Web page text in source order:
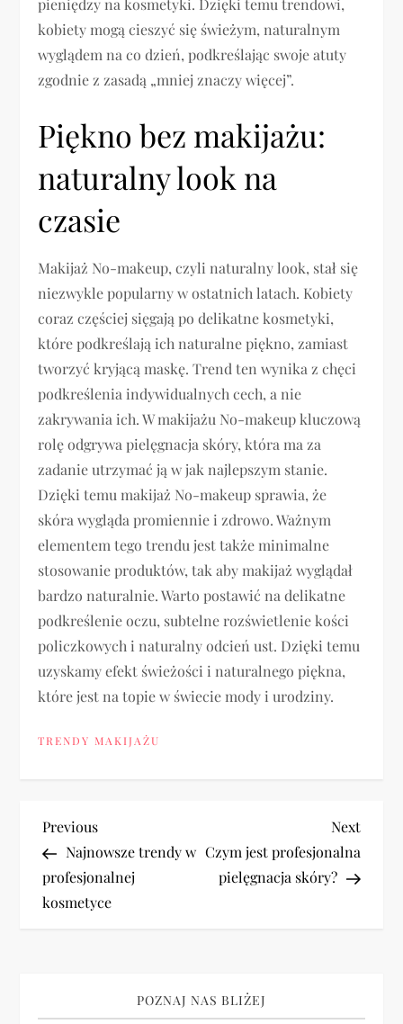
pieniędzy na kosmetyki. Dzięki temu trendowi,
kobiety mogą cieszyć się świeżym, naturalnym
wyglądem na co dzień, podkreślając swoje atuty
zgodnie z zasadą „mniej znaczy więcej”.
Piękno bez makijażu:
naturalny look na
czasie
Makijaż No-makeup, czyli naturalny look, stał się
niezwykle popularny w ostatnich latach. Kobiety
coraz częściej sięgają po delikatne kosmetyki,
które podkreślają ich naturalne piękno, zamiast
tworzyć kryjącą maskę. Trend ten wynika z chęci
podkreślenia indywidualnych cech, a nie
zakrywania ich. W makijażu No-makeup kluczową
rolę odgrywa pielęgnacja skóry, która ma za
zadanie utrzymać ją w jak najlepszym stanie.
Dzięki temu makijaż No-makeup sprawia, że
skóra wygląda promiennie i zdrowo. Ważnym
elementem tego trendu jest także minimalne
stosowanie produktów, tak aby makijaż wyglądał
bardzo naturalnie. Warto postawić na delikatne
podkreślenie oczu, subtelne rozświetlenie kości
policzkowych i naturalny odcień ust. Dzięki temu
uzyskamy efekt świeżości i naturalnego piękna,
które jest na topie w świecie mody i urodziny.
TRENDY MAKIJAŻU
N
a
w
Previous
Post
Previous
Najnowsze trendy w
profesjonalnej
kosmetyce
Next
Post
Next
Czym jest profesjonalna
pielęgnacja skóry?
POZNAJ NAS BLIŻEJ